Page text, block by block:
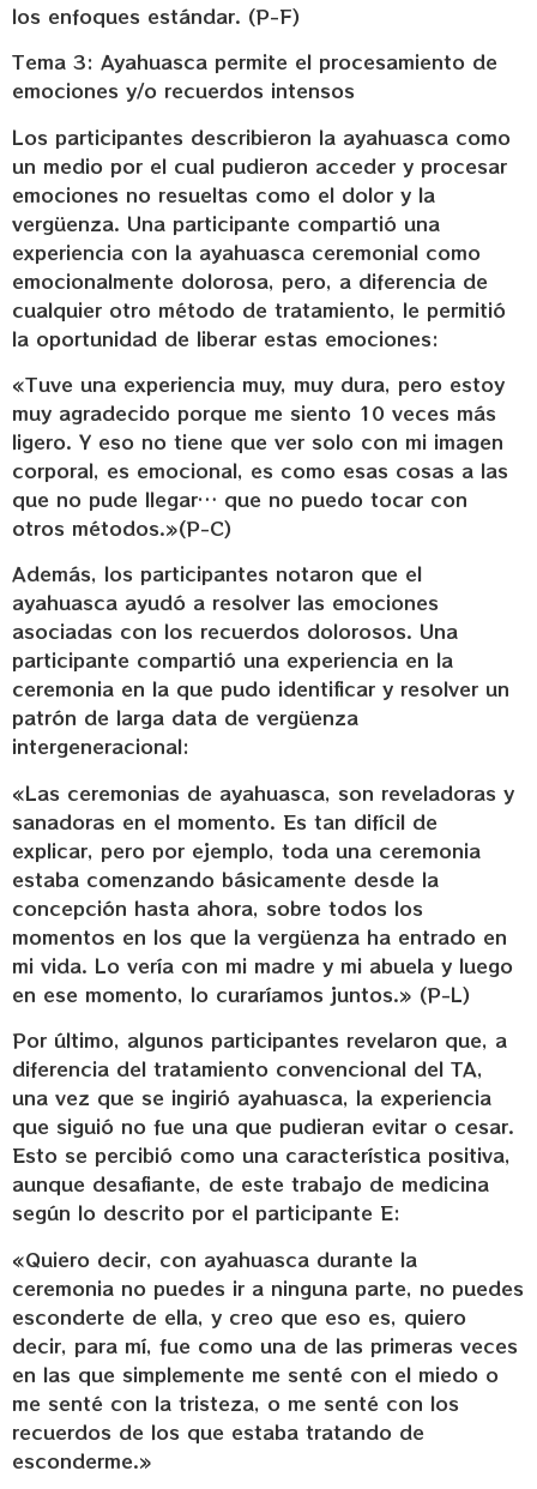
los enfoques estándar. (P-F)
Tema 3: Ayahuasca permite el procesamiento de
emociones y/o recuerdos intensos
Los participantes describieron la ayahuasca como
un medio por el cual pudieron acceder y procesar
emociones no resueltas como el dolor y la
vergüenza. Una participante compartió una
experiencia con la ayahuasca ceremonial como
emocionalmente dolorosa, pero, a diferencia de
cualquier otro método de tratamiento, le permitió
la oportunidad de liberar estas emociones:
«Tuve una experiencia muy, muy dura, pero estoy
muy agradecido porque me siento 10 veces más
ligero. Y eso no tiene que ver solo con mi imagen
corporal, es emocional, es como esas cosas a las
que no pude llegar… que no puedo tocar con
otros métodos.»(P-C)
Además, los participantes notaron que el
ayahuasca ayudó a resolver las emociones
asociadas con los recuerdos dolorosos. Una
participante compartió una experiencia en la
ceremonia en la que pudo identificar y resolver un
patrón de larga data de vergüenza
intergeneracional:
«Las ceremonias de ayahuasca, son reveladoras y
sanadoras en el momento. Es tan difícil de
explicar, pero por ejemplo, toda una ceremonia
estaba comenzando básicamente desde la
concepción hasta ahora, sobre todos los
momentos en los que la vergüenza ha entrado en
mi vida. Lo vería con mi madre y mi abuela y luego
en ese momento, lo curaríamos juntos.» (P-L)
Por último, algunos participantes revelaron que, a
diferencia del tratamiento convencional del TA,
una vez que se ingirió ayahuasca, la experiencia
que siguió no fue una que pudieran evitar o cesar.
Esto se percibió como una característica positiva,
aunque desafiante, de este trabajo de medicina
según lo descrito por el participante E:
«Quiero decir, con ayahuasca durante la
ceremonia no puedes ir a ninguna parte, no puedes
esconderte de ella, y creo que eso es, quiero
decir, para mí, fue como una de las primeras veces
en las que simplemente me senté con el miedo o
me senté con la tristeza, o me senté con los
recuerdos de los que estaba tratando de
esconderme.»